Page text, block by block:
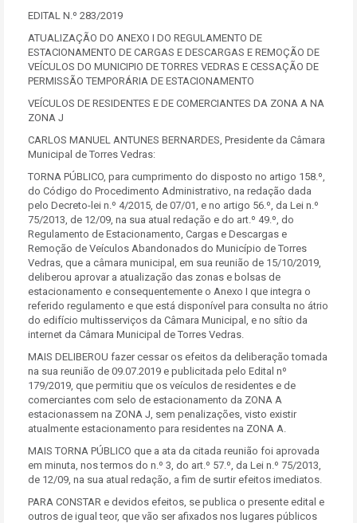
EDITAL N.º 283/2019
ATUALIZAÇÃO DO ANEXO I DO REGULAMENTO DE
ESTACIONAMENTO DE CARGAS E DESCARGAS E REMOÇÃO DE
VEÍCULOS DO MUNICIPIO DE TORRES VEDRAS E CESSAÇÃO DE
PERMISSÃO TEMPORÁRIA DE ESTACIONAMENTO
VEÍCULOS DE RESIDENTES E DE COMERCIANTES DA ZONA A NA
ZONA J
CARLOS MANUEL ANTUNES BERNARDES, Presidente da Câmara
Municipal de Torres Vedras:
TORNA PÚBLICO, para cumprimento do disposto no artigo 158.º,
do Código do Procedimento Administrativo, na redação dada
pelo Decreto-lei n.º 4/2015, de 07/01, e no artigo 56.º, da Lei n.º
75/2013, de 12/09, na sua atual redação e do art.º 49.º, do
Regulamento de Estacionamento, Cargas e Descargas e
Remoção de Veículos Abandonados do Município de Torres
Vedras, que a câmara municipal, em sua reunião de 15/10/2019,
deliberou aprovar a atualização das zonas e bolsas de
estacionamento e consequentemente o Anexo I que integra o
referido regulamento e que está disponível para consulta no átrio
do edifício multisserviços da Câmara Municipal, e no sítio da
internet da Câmara Municipal de Torres Vedras.
MAIS DELIBEROU fazer cessar os efeitos da deliberação tomada
na sua reunião de 09.07.2019 e publicitada pelo Edital nº
179/2019, que permitiu que os veículos de residentes e de
comerciantes com selo de estacionamento da ZONA A
estacionassem na ZONA J, sem penalizações, visto existir
atualmente estacionamento para residentes na ZONA A.
MAIS TORNA PÚBLICO que a ata da citada reunião foi aprovada
em minuta, nos termos do n.º 3, do art.º 57.º, da Lei n.º 75/2013,
de 12/09, na sua atual redação, a fim de surtir efeitos imediatos.
PARA CONSTAR e devidos efeitos, se publica o presente edital e
outros de igual teor, que vão ser afixados nos lugares públicos